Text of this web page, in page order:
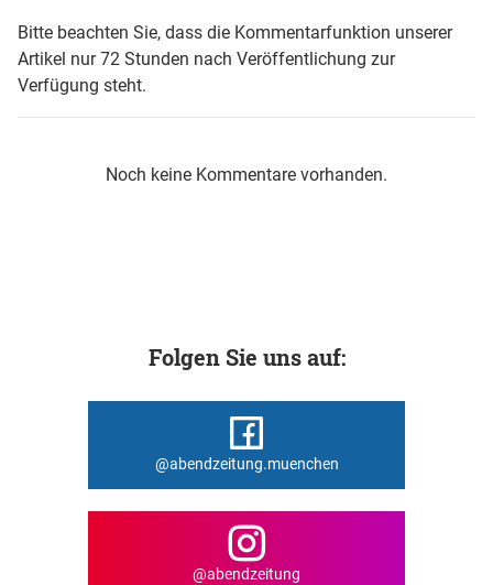
Bitte beachten Sie, dass die Kommentarfunktion unserer
Artikel nur 72 Stunden nach Veröffentlichung zur
Verfügung steht.
Noch keine Kommentare vorhanden.
Folgen Sie uns auf:
@abendzeitung.muenchen
@abendzeitung